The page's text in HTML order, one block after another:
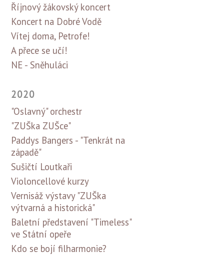
Říjnový žákovský koncert
Koncert na Dobré Vodě
Vítej doma, Petrofe!
A přece se učí!
NE - Sněhuláci
2020
"Oslavný" orchestr
"ZUŠka ZUŠce"
Paddys Bangers - "Tenkrát na
západě"
Sušičtí Loutkaři
Violoncellové kurzy
Vernisáž výstavy "ZUŠka
výtvarná a historická"
Baletní představení "Timeless"
ve Státní opeře
Kdo se bojí filharmonie?